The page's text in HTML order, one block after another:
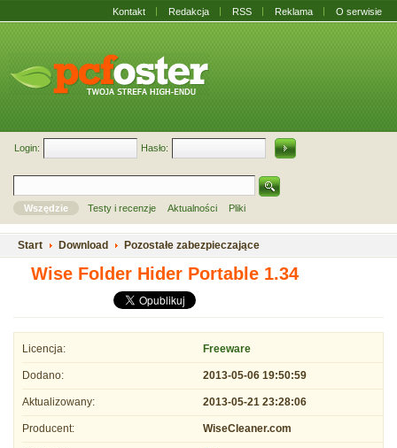
Kontakt Redakcja RSS Reklama O serwisie
Login: Hasło:
Wszędzie Testy i recenzje Aktualności Pliki
Start Download Pozostałe zabezpieczające
Wise Folder Hider Portable 1.34
Licencja: Freeware
Dodano: 2013-05-06 19:50:59
Aktualizowany: 2013-05-21 23:28:06
Producent: WiseCleaner.com